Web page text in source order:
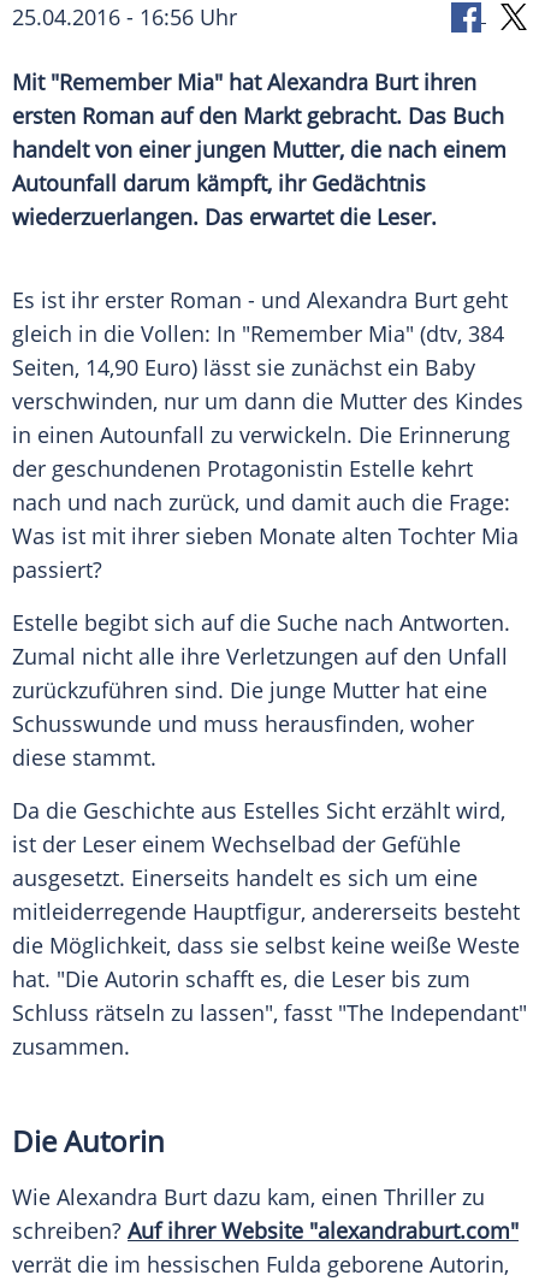
25.04.2016 - 16:56 Uhr
Mit "Remember Mia" hat Alexandra Burt ihren
ersten Roman auf den Markt gebracht. Das Buch
handelt von einer jungen Mutter, die nach einem
Autounfall darum kämpft, ihr Gedächtnis
wiederzuerlangen. Das erwartet die Leser.
Es ist ihr erster Roman - und Alexandra Burt geht
gleich in die Vollen: In "Remember Mia" (dtv, 384
Seiten, 14,90 Euro) lässt sie zunächst ein Baby
verschwinden, nur um dann die Mutter des Kindes
in einen Autounfall zu verwickeln. Die Erinnerung
der geschundenen Protagonistin Estelle kehrt
nach und nach zurück, und damit auch die Frage:
Was ist mit ihrer sieben Monate alten Tochter Mia
passiert?
Estelle begibt sich auf die Suche nach Antworten.
Zumal nicht alle ihre Verletzungen auf den Unfall
zurückzuführen sind. Die junge Mutter hat eine
Schusswunde und muss herausfinden, woher
diese stammt.
Da die Geschichte aus Estelles Sicht erzählt wird,
ist der Leser einem Wechselbad der Gefühle
ausgesetzt. Einerseits handelt es sich um eine
mitleiderregende Hauptfigur, andererseits besteht
die Möglichkeit, dass sie selbst keine weiße Weste
hat. "Die Autorin schafft es, die Leser bis zum
Schluss rätseln zu lassen", fasst "The Independant"
zusammen.
Die Autorin
Wie Alexandra Burt dazu kam, einen Thriller zu
schreiben? Auf ihrer Website "alexandraburt.com"
verrät die im hessischen Fulda geborene Autorin,